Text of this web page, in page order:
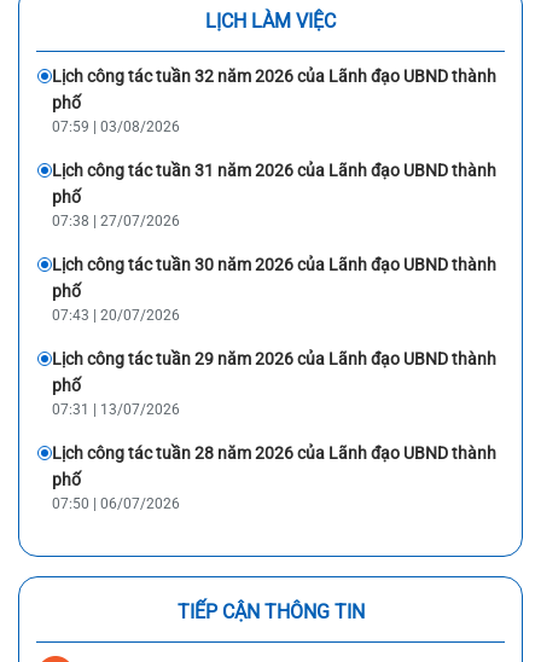
LỊCH LÀM VIỆC
Lịch công tác tuần 32 năm 2026 của Lãnh đạo UBND thành
phố
07:59 | 03/08/2026
Lịch công tác tuần 31 năm 2026 của Lãnh đạo UBND thành
phố
07:38 | 27/07/2026
Lịch công tác tuần 30 năm 2026 của Lãnh đạo UBND thành
phố
07:43 | 20/07/2026
Lịch công tác tuần 29 năm 2026 của Lãnh đạo UBND thành
phố
07:31 | 13/07/2026
Lịch công tác tuần 28 năm 2026 của Lãnh đạo UBND thành
phố
07:50 | 06/07/2026
TIẾP CẬN THÔNG TIN